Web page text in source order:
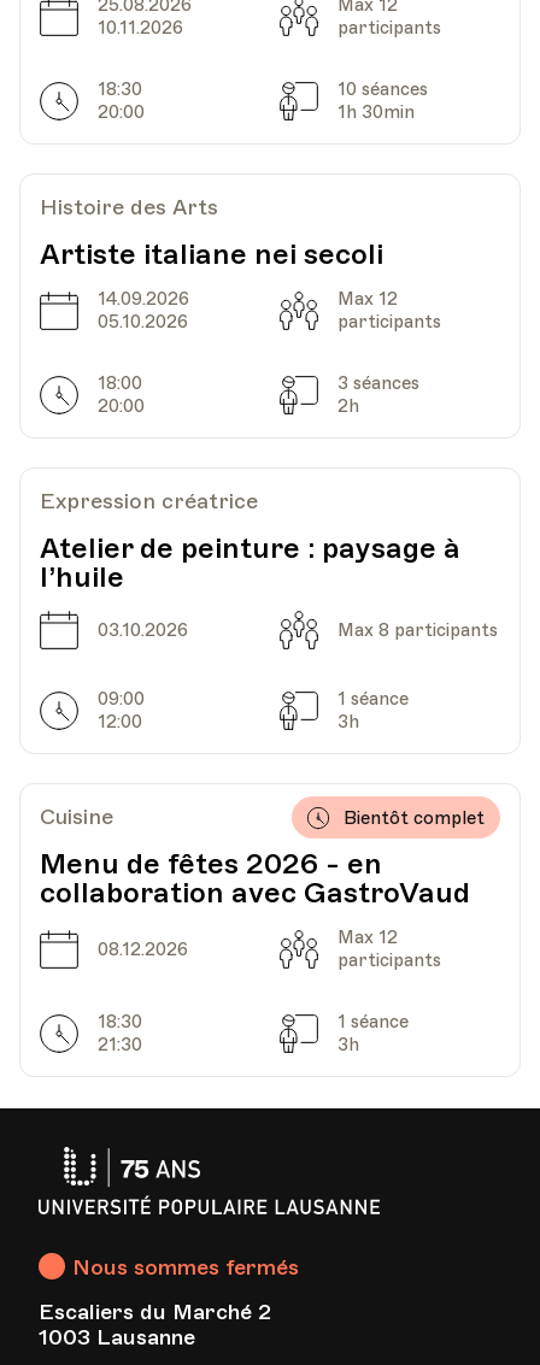
Lieu
HEP - Haute Ecole Pédagogique - Salle 720
1005, Lausanne
Date
25.08.2026
10.11.2026
Capacité
Max 12
participants
Horarires
18:30
20:00
Séances
10 séances
1h 30min
Histoire des Arts
Artiste italiane nei secoli
Date
14.09.2026
05.10.2026
Capacité
Max 12
participants
Horarires
18:00
20:00
Séances
3 séances
2h
Expression créatrice
Atelier de peinture : paysage à
l’huile
Date
03.10.2026 Capacité
Max 8 participants
Horarires
09:00
12:00
Séances
1 séance
3h
Cuisine
Menu de fêtes 2026 - en
collaboration avec GastroVaud
Bientôt complet
Date
08.12.2026 Capacité
Max 12
participants
Horarires
18:30
21:30
Séances
1 séance
3h
Nous sommes fermés
Escaliers du Marché 2
1003 Lausanne